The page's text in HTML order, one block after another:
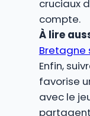
cruciaux
compte.
À lire
Bretagne
Enfin,
favorise
avec le